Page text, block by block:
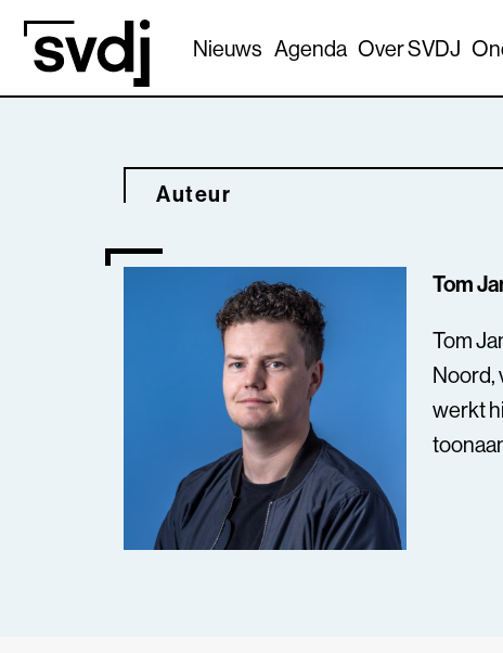
Naar hoofdinhoud
Nieuws Agenda Over SVDJ
Auteur
Tom
Tom
Noord,
werkt